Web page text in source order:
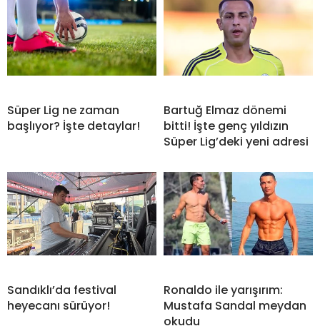
Süper Lig ne zaman
başlıyor? İşte detaylar!
Bartuğ Elmaz dönemi
bitti! İşte genç yıldızın
Süper Lig’deki yeni adresi
Sandıklı’da festival
heyecanı sürüyor!
Ronaldo ile yarışırım:
Mustafa Sandal meydan
okudu